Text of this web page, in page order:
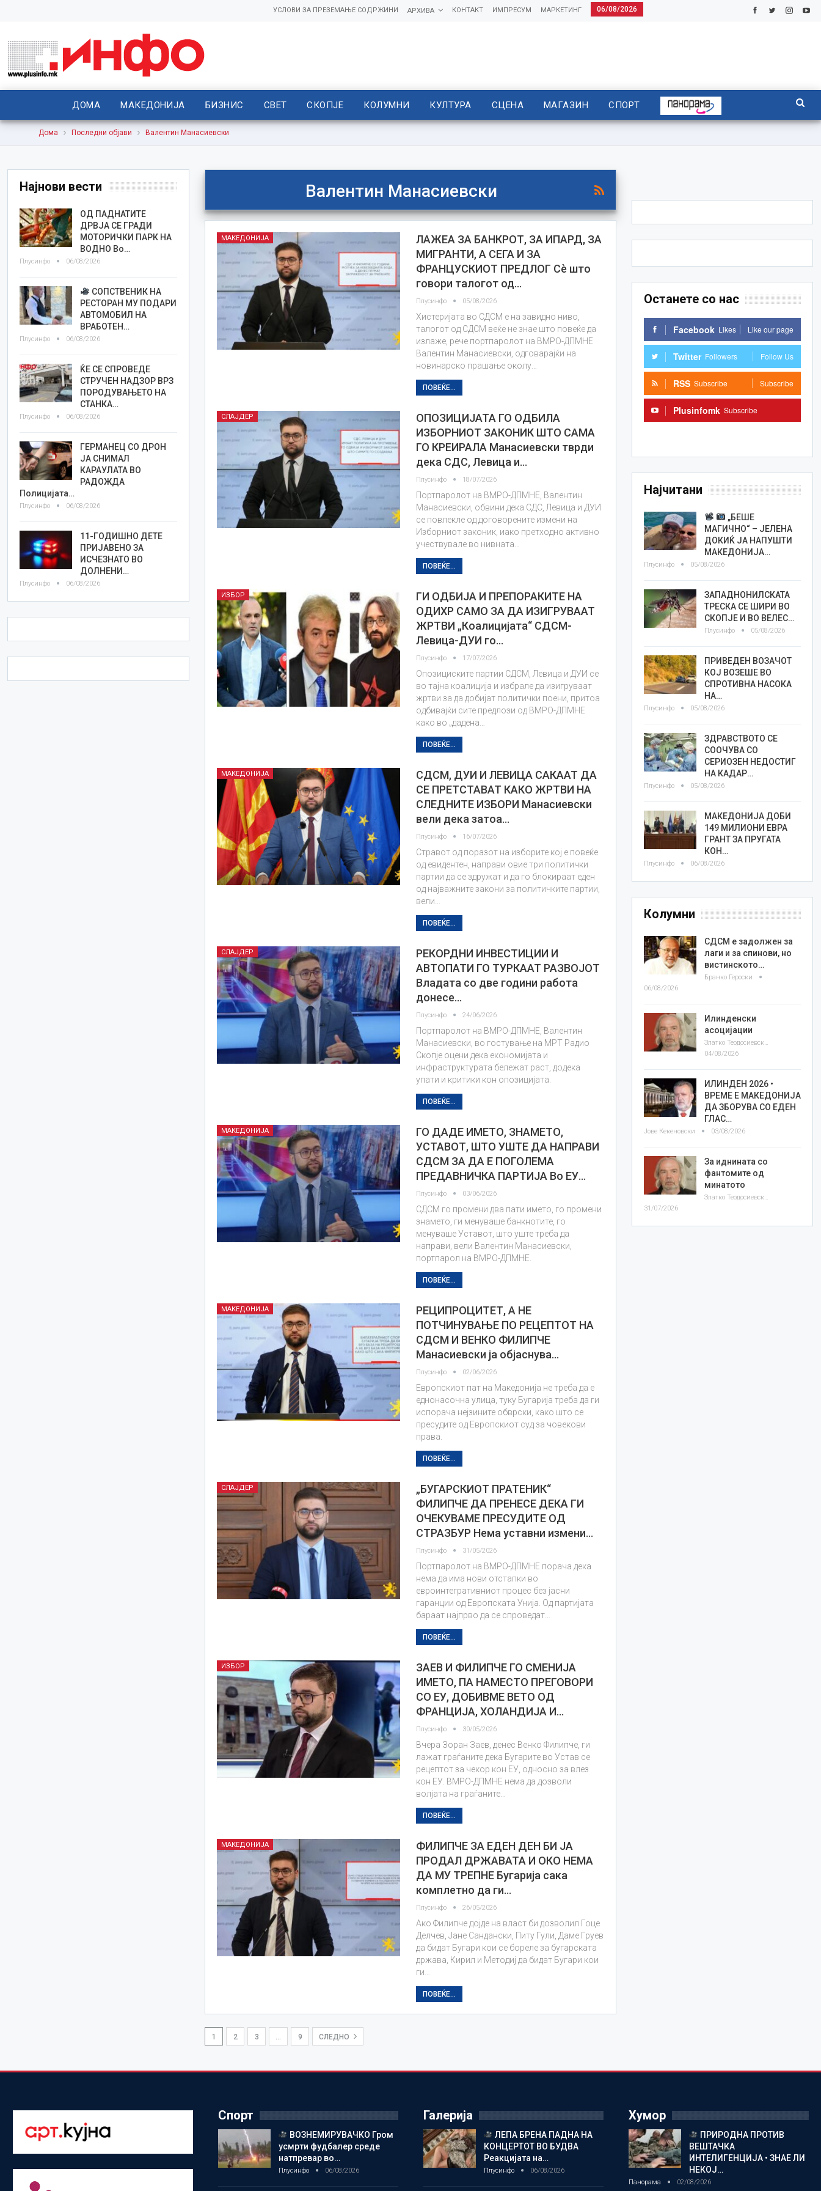
06/08/2026
МАРКЕТИНГ
ИМПРЕСУМ
КОНТАКТ
АРХИВА
УСЛОВИ ЗА ПРЕЗЕМАЊЕ СОДРЖИНИ
ДОМА МАКЕДОНИЈА БИЗНИС СВЕТ СКОПЈЕ КОЛУМНИ КУЛТУРА СЦЕНА МАГАЗИН СПОРТ
Дома Последни објави Валентин Манасиевски
Валентин Манасиевски
МАКЕДОНИЈА
ЛАЖЕА ЗА БАНКРОТ, ЗА ИПАРД, ЗА
МИГРАНТИ, А СЕГА И ЗА
ФРАНЦУСКИОТ ПРЕДЛОГ Сè што
говори талогот од…
Плусинфо 05/08/2026
Хистеријата во СДСМ е на завидно ниво,
талогот од СДСМ веќе не знае што повеќе да
излаже, рече портпаролот на ВМРО-ДПМНЕ
Валентин Манасиевски, одговарајќи на
новинарско прашање околу…
ПОВЕЌЕ...
СЛАЈДЕР
ОПОЗИЦИЈАТА ГО ОДБИЛА
ИЗБОРНИОТ ЗАКОНИК ШТО САМА
ГО КРЕИРАЛА Манасиевски тврди
дека СДС, Левица и…
Плусинфо 18/07/2026
Портпаролот на ВМРО-ДПМНЕ, Валентин
Манасиевски, обвини дека СДС, Левица и ДУИ
се повлекле од договорените измени на
Изборниот законик, иако претходно активно
учествувале во нивната…
ПОВЕЌЕ...
ИЗБОР
ГИ ОДБИЈА И ПРЕПОРАКИТЕ НА
ОДИХР САМО ЗА ДА ИЗИГРУВААТ
ЖРТВИ „Коалицијата“ СДСМ-
Левица-ДУИ го…
Плусинфо 17/07/2026
Опозициските партии СДСМ, Левица и ДУИ се
во тајна коалиција и избрале да изигруваат
жртви за да добијат политички поени, притоа
одбивајќи сите предлози од ВМРО-ДПМНЕ
како во „дадена…
ПОВЕЌЕ...
МАКЕДОНИЈА
СДСМ, ДУИ И ЛЕВИЦА САКААТ ДА
СЕ ПРЕТСТАВАТ КАКО ЖРТВИ НА
СЛЕДНИТЕ ИЗБОРИ Манасиевски
вели дека затоа…
Плусинфо 16/07/2026
Стравот од поразот на изборите кој е повеќе
од евидентен, направи овие три политички
партии да се здружат и да го блокираат еден
од најважните закони за политичките партии,
вели…
ПОВЕЌЕ...
СЛАЈДЕР
РЕКОРДНИ ИНВЕСТИЦИИ И
АВТОПАТИ ГО ТУРКААТ РАЗВОЈОТ
Владата со две години работа
донесе…
Плусинфо 24/06/2026
Портпаролот на ВМРО-ДПМНЕ, Валентин
Манасиевски, во гостување на МРТ Радио
Скопје оцени дека економијата и
инфраструктурата бележат раст, додека
упати и критики кон опозицијата.
ПОВЕЌЕ...
МАКЕДОНИЈА
ГО ДАДЕ ИМЕТО, ЗНАМЕТО,
УСТАВОТ, ШТО УШТЕ ДА НАПРАВИ
СДСМ ЗА ДА Е ПОГОЛЕМА
ПРЕДАВНИЧКА ПАРТИЈА Во ЕУ…
Плусинфо 03/06/2026
СДСМ го промени два пати името, го промени
знамето, ги менуваше банкнотите, го
менуваше Уставот, што уште треба да
направи, вели Валентин Манасиевски,
портпарол на ВМРО-ДПМНЕ.
ПОВЕЌЕ...
МАКЕДОНИЈА
РЕЦИПРОЦИТЕТ, А НЕ
ПОТЧИНУВАЊЕ ПО РЕЦЕПТОТ НА
СДСМ И ВЕНКО ФИЛИПЧЕ
Манасиевски ја објаснува…
Плусинфо 02/06/2026
Европскиот пат на Македонија не треба да е
еднонасочна улица, туку Бугарија треба да ги
испорача нејзините обврски, како што се
пресудите од Европскиот суд за човекови
права.
ПОВЕЌЕ...
СЛАЈДЕР
„БУГАРСКИОТ ПРАТЕНИК“
ФИЛИПЧЕ ДА ПРЕНЕСЕ ДЕКА ГИ
ОЧЕКУВАМЕ ПРЕСУДИТЕ ОД
СТРАЗБУР Нема уставни измени…
Плусинфо 31/05/2026
Портпаролот на ВМРО-ДПМНЕ порача дека
нема да има нови отстапки во
евроинтегративниот процес без јасни
гаранции од Европската Унија. Од партијата
бараат најпрво да се спроведат…
ПОВЕЌЕ...
ИЗБОР
ЗАЕВ И ФИЛИПЧЕ ГО СМЕНИЈА
ИМЕТО, ПА НАМЕСТО ПРЕГОВОРИ
СО ЕУ, ДОБИВМЕ ВЕТО ОД
ФРАНЦИЈА, ХОЛАНДИЈА И…
Плусинфо 30/05/2026
Вчера Зоран Заев, денес Венко Филипче, ги
лажат граѓаните дека Бугарите во Устав се
рецептот за чекор кон ЕУ, односно за влез
кон ЕУ. ВМРО-ДПМНЕ нема да дозволи
волјата на граѓаните…
ПОВЕЌЕ...
МАКЕДОНИЈА
ФИЛИПЧЕ ЗА ЕДЕН ДЕН БИ ЈА
ПРОДАЛ ДРЖАВАТА И ОКО НЕМА
ДА МУ ТРЕПНЕ Бугарија сака
комплетно да ги…
Плусинфо 26/05/2026
Ако Филипче дојде на власт би дозволил Гоце
Делчев, Јане Сандански, Питу Гули, Даме Груев
да бидат Бугари кои се бореле за бугарската
држава, Кирил и Методиј да бидат Бугари кои
ги…
ПОВЕЌЕ...
1 2 3 … 9 СЛЕДНО
Останете со нас
Facebook Likes Like our page
Twitter Followers Follow Us
RSS Subscribe Subscribe
Plusinfomk Subscribe
Најчитани
„БЕШЕ
МАГИЧНО“ – ЈЕЛЕНА
ДОКИЌ ЈА НАПУШТИ
МАКЕДОНИЈА…
Плусинфо 05/08/2026
ЗАПАДНОНИЛСКАТА
ТРЕСКА СЕ ШИРИ ВО
СКОПЈЕ И ВО ВЕЛЕС…
Плусинфо 05/08/2026
ПРИВЕДЕН ВОЗАЧОТ
КОЈ ВОЗЕШЕ ВО
СПРОТИВНА НАСОКА
НА…
Плусинфо 05/08/2026
ЗДРАВСТВОТО СЕ
СООЧУВА СО
СЕРИОЗЕН НЕДОСТИГ
НА КАДАР…
Плусинфо 05/08/2026
МАКЕДОНИЈА ДОБИ
149 МИЛИОНИ ЕВРА
ГРАНТ ЗА ПРУГАТА
КОН…
Плусинфо 06/08/2026
Колумни
СДСМ е задолжен за
лаги и за спинови, но
вистинското…
Бранко Героски
06/08/2026
Илинденски
асоцијации
Златко Теодосиевски
04/08/2026
ИЛИНДЕН 2026 •
ВРЕМЕ Е МАКЕДОНИЈА
ДА ЗБОРУВА СО ЕДЕН
ГЛАС…
Јове Кекеновски 03/08/2026
За иднината со
фантомите од
минатото
Златко Теодосиевски
31/07/2026
Најнови вести
ОД ПАДНАТИТЕ
ДРВЈА СЕ ГРАДИ
МОТОРИЧКИ ПАРК НА
ВОДНО Во…
Плусинфо 06/08/2026
СОПСТВЕНИК НА
РЕСТОРАН МУ ПОДАРИ
АВТОМОБИЛ НА
ВРАБОТЕН…
Плусинфо 06/08/2026
ЌЕ СЕ СПРОВЕДЕ
СТРУЧЕН НАДЗОР ВРЗ
ПОРОДУВАЊЕТО НА
СТАНКА…
Плусинфо 06/08/2026
ГЕРМАНЕЦ СО ДРОН
ЈА СНИМАЛ
КАРАУЛАТА ВО
РАДОЖДА
Полицијата…
Плусинфо 06/08/2026
11-ГОДИШНО ДЕТЕ
ПРИЈАВЕНО ЗА
ИСЧЕЗНАТО ВО
ДОЛНЕНИ…
Плусинфо 06/08/2026
Спорт
ВОЗНЕМИРУВАЧКО Гром
усмрти фудбалер среде
натпревар во…
Плусинфо 06/08/2026
Галерија
ЛЕПА БРЕНА ПАДНА НА
КОНЦЕРТОТ ВО БУДВА
Реакцијата на…
Плусинфо 06/08/2026
Хумор
ПРИРОДНА ПРОТИВ
ВЕШТАЧКА
ИНТЕЛИГЕНЦИЈА • ЗНАЕ ЛИ
НЕКОЈ…
Панорама 02/08/2026